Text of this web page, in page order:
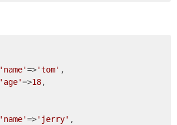
'name'=>'tom' ,
'age'=>18,
'name'=>'jerry' ,